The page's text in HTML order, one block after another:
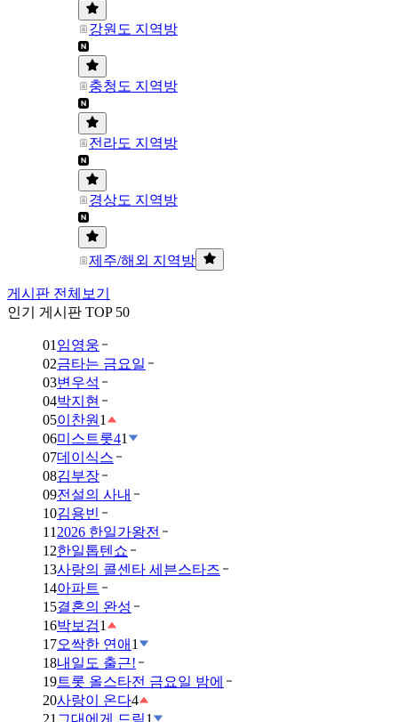
강원도 지역방
충청도 지역방
전라도 지역방
경상도 지역방
제주/해외 지역방
게시판 전체보기
인기 게시판 TOP 50
01 임영웅
02금타는 금요일
03변우석
04박지현
05이찬원 1
06미스트롯41
07데이식스
08김부장
09전설의 사내
10김용빈
11 2026 한일가왕전
12한일톱텐쇼
13사랑의 콜센타 세븐스타즈
14아파트
15결혼의 완성
16박보검1
17오싹한 연애 1
18내일도 출근!
19트롯 올스타전 금요일 밤에
20사랑이 온다4
21 그대에게 드림1